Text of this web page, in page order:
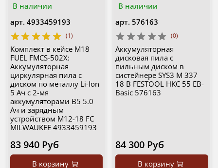
В наличии
арт. 4933459193
(1)
Комплект в кейсе M18
FUEL FMCS-502X:
Аккумуляторная
циркулярная пила с
диском по металлу Li-Ion
5 Ач с 2-мя
аккумуляторами B5 5.0
Ач и зарядным
устройством M12-18 FC
MILWAUKEE 4933459193
83 940 Руб
В корзину
В наличии
арт. 576163
(0)
Аккумуляторная
дисковая пила с
пильным диском в
систейнере SYS3 M 337
18 В FESTOOL HKC 55 EB-
Basic 576163
84 300 Руб
В корзину